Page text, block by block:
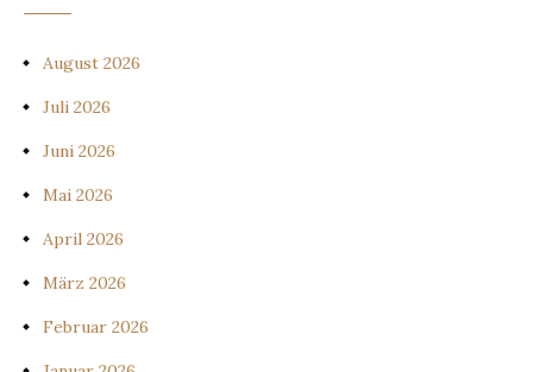
August 2026
Juli 2026
Juni 2026
Mai 2026
April 2026
März 2026
Februar 2026